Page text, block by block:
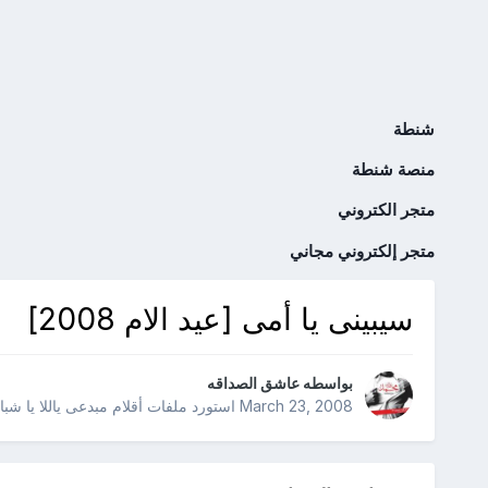
شنطة
منصة شنطة
متجر الكتروني
متجر إلكتروني مجاني
سيبينى يا أمى [عيد الام 2008]
بواسطه عاشق الصداقه
March 23, 2008استورد ملفات أقلام مبدعى ياللا يا